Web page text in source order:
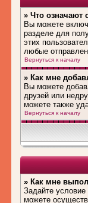
» Что означают
Вы можете
разделе для
этих
любые
Вернуться к началу
» Как мне
Вы можете
друзей или
можете также
Вернуться к началу
» Как мне
Задайте
можете